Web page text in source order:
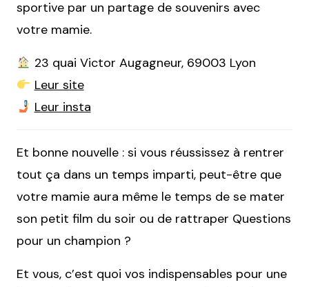
sportive par un partage de souvenirs avec
votre mamie.
23 quai Victor Augagneur, 69003 Lyon
Leur site
Leur insta
Et bonne nouvelle : si vous réussissez à rentrer
tout ça dans un temps imparti, peut-être que
votre mamie aura même le temps de se mater
son petit film du soir ou de rattraper Questions
pour un champion ?
Et vous, c’est quoi vos indispensables pour une